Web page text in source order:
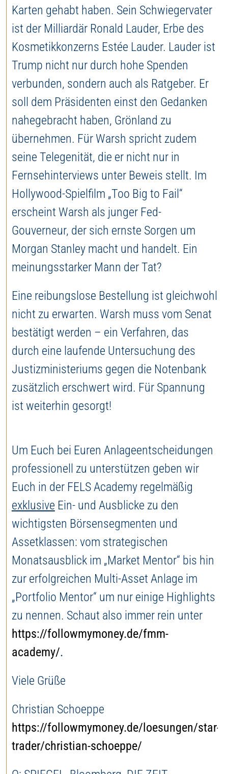
Karten gehabt haben. Sein Schwiegervater
ist der Milliardär Ronald Lauder, Erbe des
Kosmetikkonzerns Estée Lauder. Lauder ist
Trump nicht nur durch hohe Spenden
verbunden, sondern auch als Ratgeber. Er
soll dem Präsidenten einst den Gedanken
nahegebracht haben, Grönland zu
übernehmen. Für Warsh spricht zudem
seine Telegenität, die er nicht nur in
Fernsehinterviews unter Beweis stellt. Im
Hollywood-Spielfilm „Too Big to Fail“
erscheint Warsh als junger Fed-
Gouverneur, der sich ernste Sorgen um
Morgan Stanley macht und handelt. Ein
meinungsstarker Mann der Tat?
Eine reibungslose Bestellung ist gleichwohl
nicht zu erwarten. Warsh muss vom Senat
bestätigt werden – ein Verfahren, das
durch eine laufende Untersuchung des
Justizministeriums gegen die Notenbank
zusätzlich erschwert wird. Für Spannung
ist weiterhin gesorgt!
Um Euch bei Euren Anlageentscheidungen
professionell zu unterstützen geben wir
Euch in der FELS Academy regelmäßig
exklusive Ein- und Ausblicke zu den
wichtigsten Börsensegmenten und
Assetklassen: vom strategischen
Monatsausblick im „Market Mentor“ bis hin
zur erfolgreichen Multi-Asset Anlage im
„Portfolio Mentor“ um nur einige Highlights
zu nennen. Schaut also immer rein unter
https://followmymoney.de/fmm-
academy/.
Viele Grüße
Christian Schoeppe
https://followmymoney.de/loesungen/star-
trader/christian-schoeppe/